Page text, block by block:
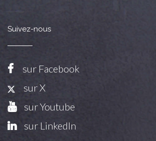
Suivez-nous
sur Facebook
sur X
sur Youtube
sur LinkedIn